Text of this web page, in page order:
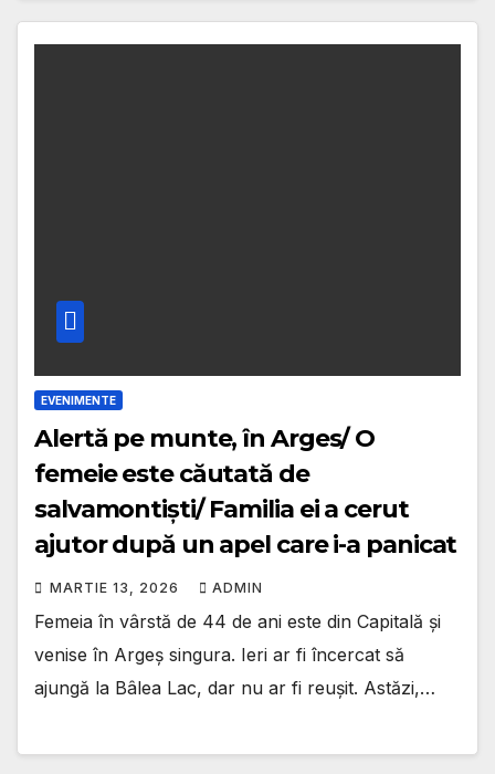
EVENIMENTE
Alertă pe munte, în Arges/ O
femeie este căutată de
salvamontiști/ Familia ei a cerut
ajutor după un apel care i-a panicat
MARTIE 13, 2026 ADMIN
Femeia în vârstă de 44 de ani este din Capitală și
venise în Argeș singura. Ieri ar fi încercat să
ajungă la Bâlea Lac, dar nu ar fi reușit. Astăzi,…